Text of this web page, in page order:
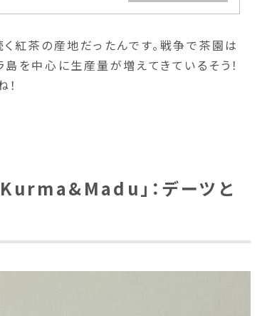
紅茶の産地だったんです。戦争で茶園は
を中心に生産量が増えてきているそう！
」：デーツと